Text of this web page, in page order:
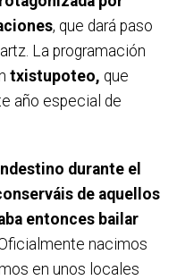
, que dará paso
La programación
txistupoteo, que
año especial de
durante el
de aquellos
entonces bailar
nacimos
en unos locales